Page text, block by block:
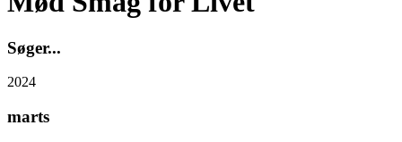
Søger...
2024
marts